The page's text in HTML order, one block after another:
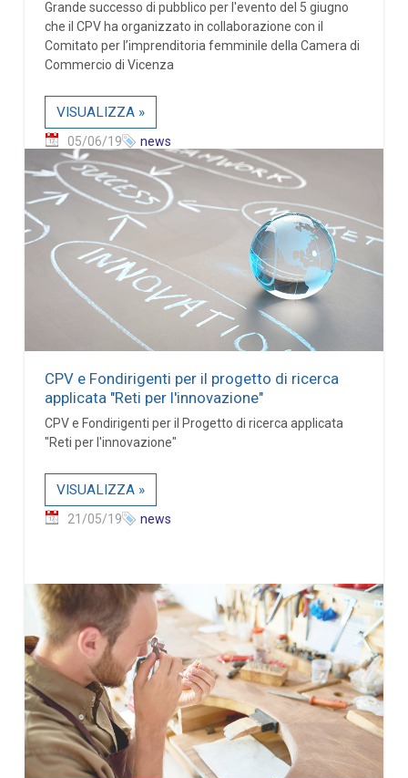
Grande successo di pubblico per l'evento del 5 giugno
che il CPV ha organizzato in collaborazione con il
Comitato per l’imprenditoria femminile della Camera di
Commercio di Vicenza
VISUALIZZA »
05/06/19 news
CPV e Fondirigenti per il progetto di ricerca
applicata "Reti per l'innovazione"
CPV e Fondirigenti per il Progetto di ricerca applicata
"Reti per l'innovazione"
VISUALIZZA »
21/05/19 news